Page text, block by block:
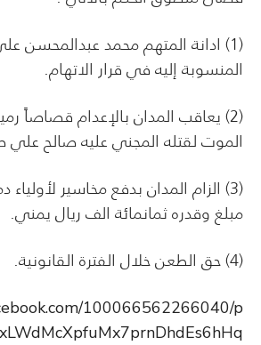
(1) ادانة المتهم محمد عبدالمحسن
المنسوبة إليه في قرار الاتهام.
(2) يعاقب المدان بالإعدام قصاصاً
الموت لقتله المجني عليه صالح علي
(3) الزام المدان بدفع مخاسير
مبلغ وقدره ثمانمائة الف ريال يمني.
(4) حق الطعن خلال الفترة القانونية.
100066562266040/p